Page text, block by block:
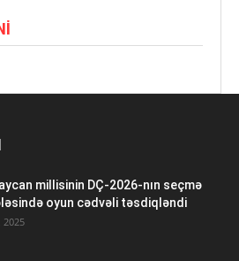
millisinin DÇ-2026-nın seçmə
oyun cədvəli təsdiqləndi
2025